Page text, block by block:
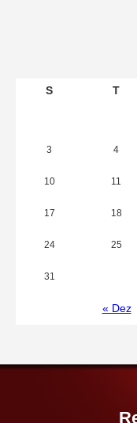
S T
« Dez
3 4
10 11
17 18
24 25
31